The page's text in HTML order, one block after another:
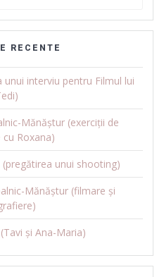
RECENTE
interviu pentru Filmul lui
Mănăștur (exerciții de
Roxana)
unui shooting)
Mănăștur (filmare și
și Ana-Maria)